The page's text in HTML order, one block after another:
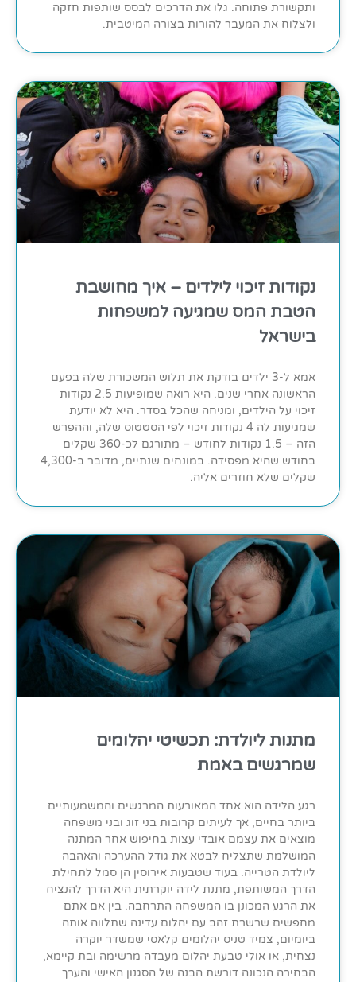
ותקשורת פתוחה. גלו את הדרכים לבסס שותפות חזקה
ולצלוח את המעבר להורות בצורה המיטבית.
נקודות זיכוי לילדים – איך מחושבת
הטבת המס שמגיעה למשפחות
בישראל
אמא ל-3 ילדים בודקת את תלוש המשכורת שלה בפעם
הראשונה אחרי שנים. היא רואה שמופיעות 2.5 נקודות
זיכוי על הילדים, ומניחה שהכל בסדר. היא לא יודעת
שמגיעות לה 4 נקודות זיכוי לפי הסטטוס שלה, וההפרש
הזה – 1.5 נקודות לחודש – מתורגם לכ-360 שקלים
בחודש שהיא מפסידה. במונחים שנתיים, מדובר ב-4,300
שקלים שלא חוזרים אליה.
מתנות ליולדת: תכשיטי יהלומים
שמרגשים באמת
רגע הלידה הוא אחד המאורעות המרגשים והמשמעותיים
ביותר בחיים, אך לעיתים קרובות בני זוג ובני משפחה
מוצאים את עצמם אובדי עצות בחיפוש אחר המתנה
המושלמת שתצליח לבטא את גודל ההערכה והאהבה
ליולדת הטרייה. בעוד שטבעות אירוסין הן סמל לתחילת
הדרך המשותפת, מתנת לידה יוקרתית היא הדרך להנציח
את הרגע המכונן בו המשפחה התרחבה. בין אם אתם
מחפשים שרשרת זהב עם יהלום עדינה שתלווה אותה
ביומיום, צמיד טניס יהלומים קלאסי שמשדר יוקרה
נצחית, או אולי טבעת יהלום מעבדה מרשימה ובת קיימא,
הבחירה הנכונה דורשת הבנה של הסגנון האישי והערך